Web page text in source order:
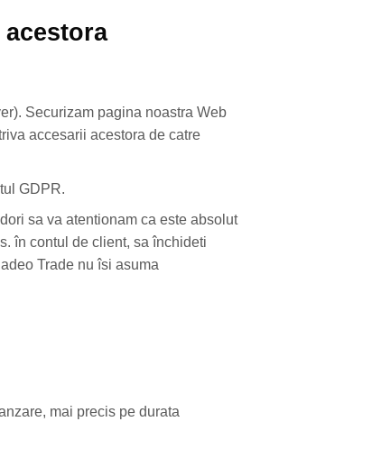
Securizam pagina noastra Web
accesarii acestora de catre
GDPR.
sa va atentionam ca este absolut
în contul de client, sa închideti
Trade nu îsi asuma
mai precis pe durata